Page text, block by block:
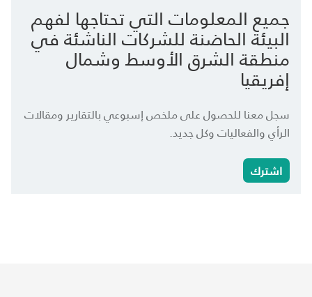
جميع المعلومات التي تحتاجها لفهم
البيئة الحاضنة للشركات الناشئة في
منطقة الشرق الأوسط وشمال
إفريقيا
سجل معنا للحصول على ملخص إسبوعي بالتقارير ومقالات
الرأي والفعاليات وكل جديد.
اشترك